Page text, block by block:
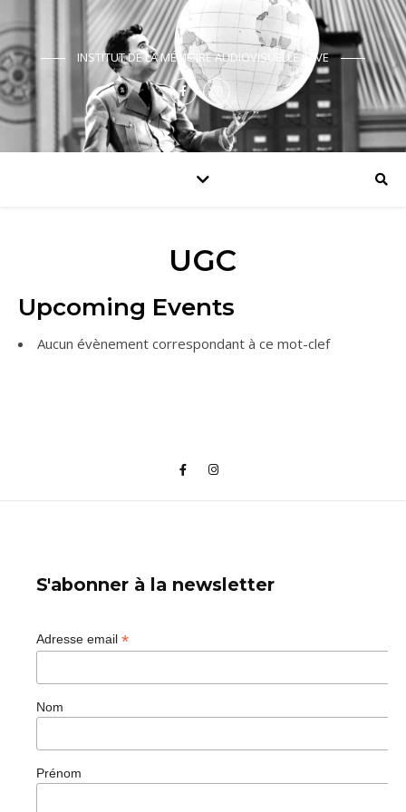
INSTITUT DE LA MÉMOIRE AUDIOVISUELLE JUIVE
UGC
Upcoming Events
Aucun évènement correspondant à ce mot-clef
S'abonner à la newsletter
Adresse email *
Nom
Prénom